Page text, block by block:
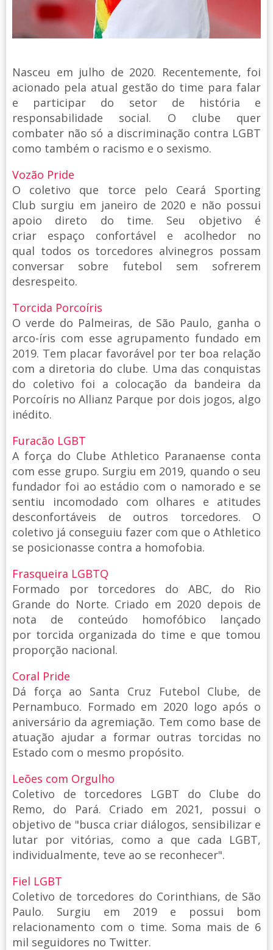
Nasceu em julho de 2020. Recentemente, foi
acionado pela atual gestão do time para falar
e participar do setor de história e
responsabilidade social. O clube quer
combater não só a discriminação contra LGBT
como também o racismo e o sexismo.
Vozão Pride
O coletivo que torce pelo Ceará Sporting
Club surgiu em janeiro de 2020 e não possui
apoio direto do time. Seu objetivo é
criar espaço confortável e acolhedor no
qual todos os torcedores alvinegros possam
conversar sobre futebol sem sofrerem
desrespeito.
Torcida Porcoíris
O verde do Palmeiras, de São Paulo, ganha o
arco-íris com esse agrupamento fundado em
2019. Tem placar favorável por ter boa relação
com a diretoria do clube. Uma das conquistas
do coletivo foi a colocação da bandeira da
Porcoíris no Allianz Parque por dois jogos, algo
inédito.
Furacão LGBT
A força do Clube Athletico Paranaense conta
com esse grupo. Surgiu em 2019, quando o seu
fundador foi ao estádio com o namorado e se
sentiu incomodado com olhares e atitudes
desconfortáveis de outros torcedores. O
coletivo já conseguiu fazer com que o Athletico
se posicionasse contra a homofobia.
Frasqueira LGBTQ
Formado por torcedores do ABC, do Rio
Grande do Norte. Criado em 2020 depois de
nota de conteúdo homofóbico lançado
por torcida organizada do time e que tomou
proporção nacional.
Coral Pride
Dá força ao Santa Cruz Futebol Clube, de
Pernambuco. Formado em 2020 logo após o
aniversário da agremiação. Tem como base de
atuação ajudar a formar outras torcidas no
Estado com o mesmo propósito.
Leões com Orgulho
Coletivo de torcedores LGBT do Clube do
Remo, do Pará. Criado em 2021, possui o
objetivo de "busca criar diálogos, sensibilizar e
lutar por vitórias, como a que cada LGBT,
individualmente, teve ao se reconhecer".
Fiel LGBT
Coletivo de torcedores do Corinthians, de São
Paulo. Surgiu em 2019 e possui bom
relacionamento com o time. Soma mais de 6
mil seguidores no Twitter.